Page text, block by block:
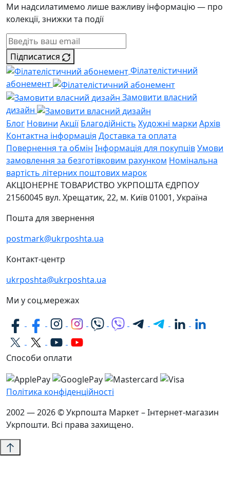
Ми надсилатимемо лише важливу інформацію — про
колекції, знижки та події
Підписатися
Філателістичний
абонемент
Замовити власний
дизайн
Блог Новини Акції Благодійність Художні марки Архів
Контактна інформація Доставка та оплата
Повернення та обмін Інформація для покупцівУмови
замовлення за безготівковим рахунком Номінальна
вартість літерних поштових марок
АКЦІОНЕРНЕ ТОВАРИСТВО УКРПОШТА ЄДРПОУ
21560045 вул. Хрещатик, 22, м. Київ01001, Україна
Пошта для звернення
postmark@ukrposhta.ua
Контакт-центр
ukrposhta@ukrposhta.ua
Ми у соц.мережах
Способи оплати
Політика конфіденційності
2002 — 2026 © Укрпошта Маркет – Інтернет-магазин
Укрпошти. Всі права захищено.